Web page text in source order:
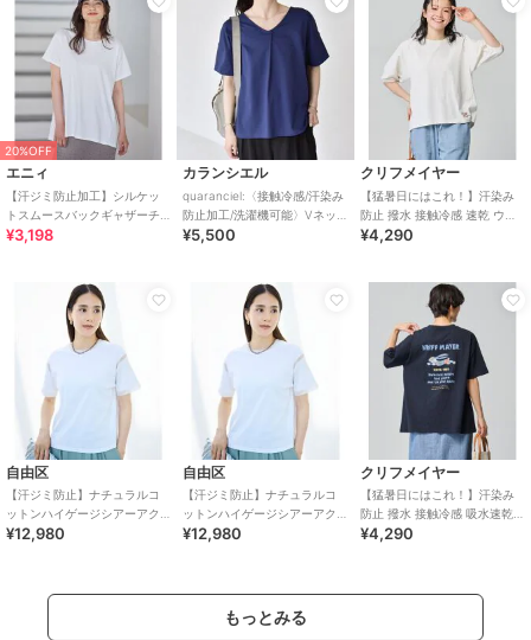
20%OFF
エニィ
【汗ジミ防止加工】シルケッ
トスムースバックギャザーチ
ュニック
¥3,198
カランシエル
quaranciel:〈接触冷感/汗染み
防止加工/洗濯機可能〉Vネッ
ク タック ハーフスリーブ TE
¥5,500
クリフメイヤー
【猛暑日にはこれ！】汗染み
防止 撥水 接触冷感 速乾 ウェ
ットプロテクト ランタンスリ
¥4,290
自由区
【汗ジミ防止】ナチュラルコ
ットンハイゲージシアーアク
セント Tシャツ
¥12,980
自由区
【汗ジミ防止】ナチュラルコ
ットンハイゲージシアーアク
セント Tシャツ
¥12,980
クリフメイヤー
【猛暑日にはこれ！】汗染み
防止 撥水 接触冷感 吸水速乾
ウェットプロテクト ゆる Tシ
¥4,290
もっとみる